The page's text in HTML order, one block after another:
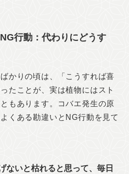
行動：代わりにどうす
かりの頃は、「こうすれば喜
たことが、実は植物にはスト
もあります。コバエ発生の原
くある勘違いとNG行動を見て
ないと枯れると思って、毎日